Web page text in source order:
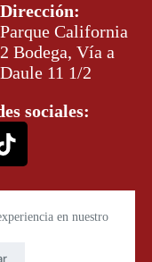
en nuestro
Dirección:
Parque California
2 Bodega, Vía a
Daule 11 1/2
sociales: